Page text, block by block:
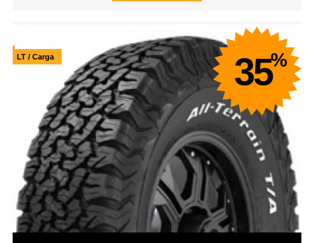
35%
LT / Carga